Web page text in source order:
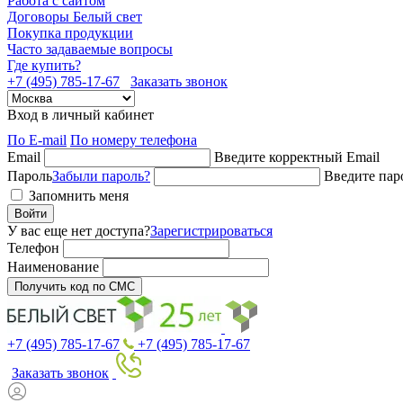
Договоры Белый свет
Покупка продукции
Часто задаваемые вопросы
Где купить?
+7 (495) 785-17-67
Заказать звонок
Вход в личный кабинет
По E-mail По номеру телефона
Email
Введите корректный Email
ПарольЗабыли пароль?
Введите
Запомнить меня
Войти
У вас еще нет доступа?Зарегистрироваться
Телефон
Наименование
Получить код по СМС
+7 (495) 785-17-67
+7 (495) 785-17-67
Заказать звонок